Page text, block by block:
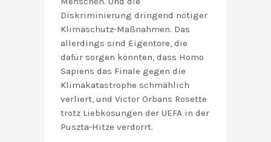
Diskriminierung dringend nötiger
Klimaschutz-Maßnahmen. Das
allerdings sind Eigentore, die
dafür sorgen könnten, dass Homo
Sapiens das Finale gegen die
Klimakatastrophe schmählich
verliert, und Victor Orbans Rosette
trotz Liebkosungen der UEFA in der
Puszta-Hitze verdorrt.